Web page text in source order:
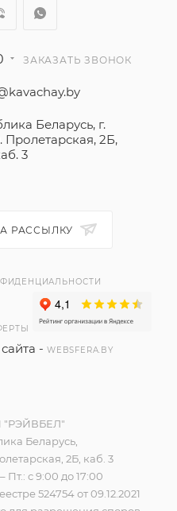
ЗАКАЗАТЬ ЗВОНОК
Беларусь, г.
Пролетарская, 2Б,
3
РАССЫЛКУ
-WEBSFERA.BY
"РЭЙВБЕЛ"
Беларусь,
2Б, каб. 3
с 9:00 до 17:00
524754 от 09.12.2021